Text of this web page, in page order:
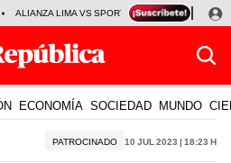
ALIANZA LIMA VS SPORT BOYS JORGE
ECONOMÍA SOCIEDAD MUNDO
PATROCINADO 10 Jul 2023 | 18:23 h